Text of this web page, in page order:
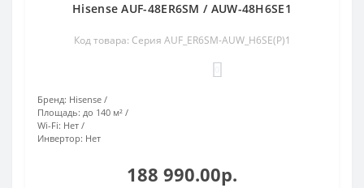
Hisense AUF-48ER6SM / AUW-48H6SE1
Код товара: Серия AUF_ER6SM-AUW_H6SE(P)1
Бренд: Hisense
Площадь: до 140 м²
Wi-Fi: Нет
Инвертор: Нет
188 990.00р.